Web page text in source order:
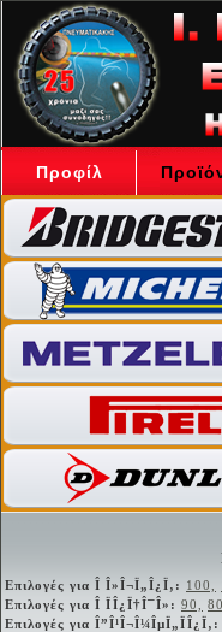
Προφίλ
Επιλογές για Î Î»Î¬Ï„Î¿Ï‚: 100,
Επιλογές για Î ÏÎ¿Ï†Î¯Î»: 90, 80,
Επιλογές για Î”Î¹Î¬Î¼ÎµÏ„ÏÎ¿Ï‚: